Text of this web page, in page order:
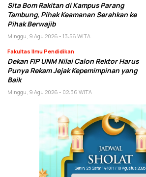
Sita Bom Rakitan di Kampus Parang
Tambung, Pihak Keamanan Serahkan ke
Pihak Berwajib
Minggu, 9 Agu 2026 - 13:56 WITA
Fakultas Ilmu Pendidikan
Dekan FIP UNM Nilai Calon Rektor Harus
Punya Rekam Jejak Kepemimpinan yang
Baik
Minggu, 9 Agu 2026 - 02:36 WITA
Senin, 25 Safar 1448 H / 10 Agustus 2026